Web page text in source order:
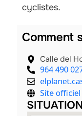
cyclistes.
Comment
Calle del
964 490
Site officiel